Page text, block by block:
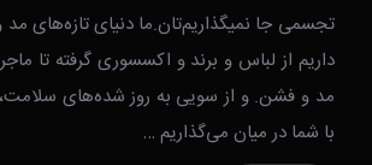
تجسمی جا نمیگذاریم‌تان.ما دنیای تازه‌های مد
داریم از لباس و برند و اکسسوری گرفته تا
مد و فشن. و از سویی به روز شده‌های سلامت،
با شما در میان می‌گذاریم …